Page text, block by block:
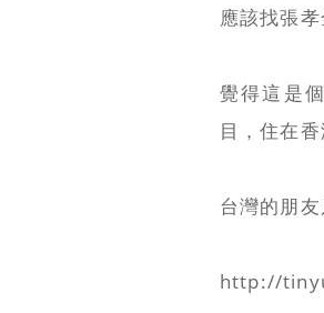
應該找張
覺得這是
目，住在
台灣的朋
http://